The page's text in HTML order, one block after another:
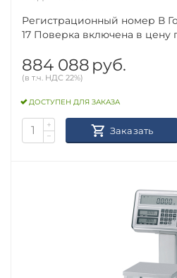
Регистрационный номер В
17 Поверка включена в цену
884 088 руб.
(в т.ч. НДС 22%)
ДОСТУПЕН ДЛЯ ЗАКАЗА
+
−
Заказать